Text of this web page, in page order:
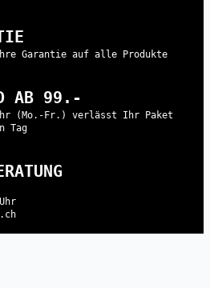
Garantie auf alle Produkte
AB 99.-
(Mo.-Fr.) verlässt Ihr Paket
Tag